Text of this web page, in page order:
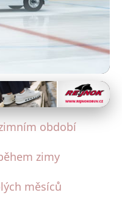
slunečník na
období
zimy
měsíců